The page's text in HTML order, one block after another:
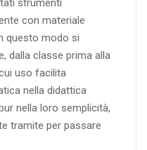
strumenti
con materiale
questo modo si
dalla classe prima alla
uso facilita
nella didattica
nella loro semplicità,
tramite per passare